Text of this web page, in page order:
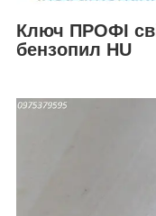
Ключ ПРОФІ
бензопил HU